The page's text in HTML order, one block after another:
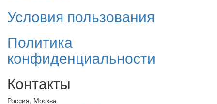
Условия пользования
Политика
конфиденциальности
Контакты
Россия, Москва